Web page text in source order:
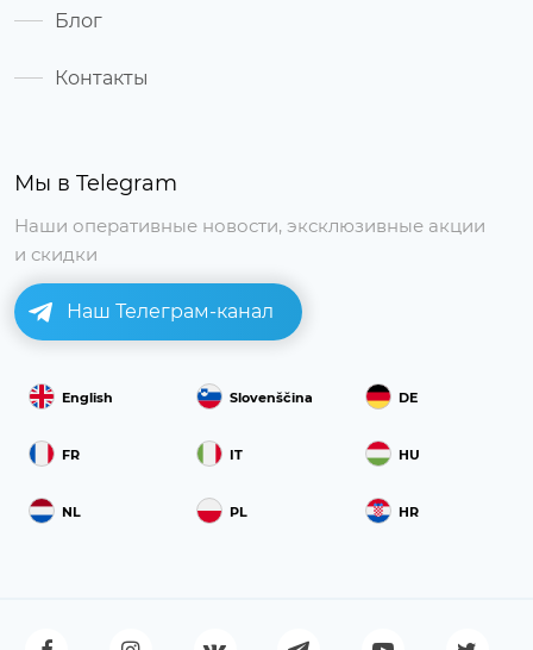
Мы в Telegram
Наши оперативные новости, эксклюзивные акции
и скидки
Наш Телеграм-канал
English Slovenščina DE
FR IT HU
NL PL HR
Блог
Контакты